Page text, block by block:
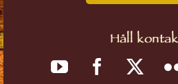
Håll